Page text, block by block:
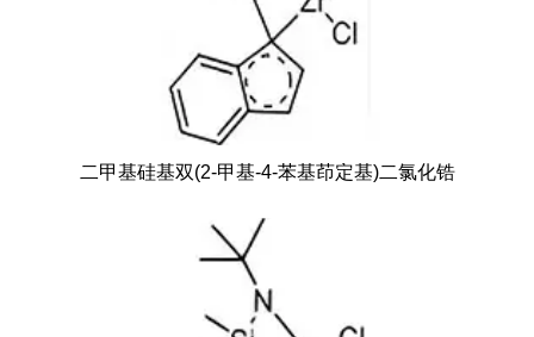
二甲基硅基双(2-甲基-4-苯基茚定基)二氯化锆